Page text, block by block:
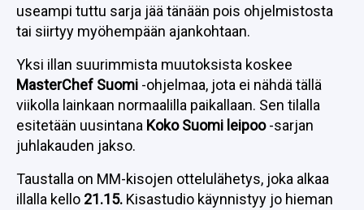
useampi tuttu sarja jää tänään pois ohjelmistosta
tai siirtyy myöhempään ajankohtaan.
Yksi illan suurimmista muutoksista koskee
MasterChef Suomi -ohjelmaa, jota ei nähdä tällä
viikolla lainkaan normaalilla paikallaan. Sen tilalla
esitetään uusintana Koko Suomi leipoo-sarjan
juhlakauden jakso.
Taustalla on MM-kisojen ottelulähetys, joka alkaa
illalla kello 21.15. Kisastudio käynnistyy jo hieman